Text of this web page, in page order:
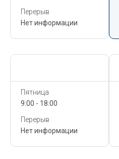
Перерыв
Нет информации
Пятница
9:00 - 18:00
Перерыв
Нет информации